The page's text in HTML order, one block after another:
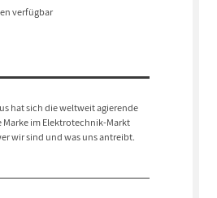
verfügbar
hat sich die weltweit agierende
Marke im Elektrotechnik-Markt
wir sind und was uns antreibt.